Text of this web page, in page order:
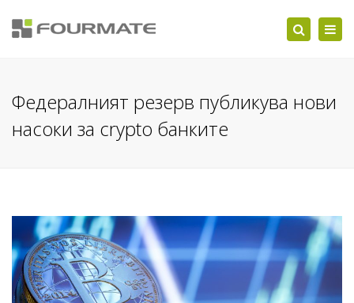
Search
Федералният резерв публикува нови
насоки за crypto банките